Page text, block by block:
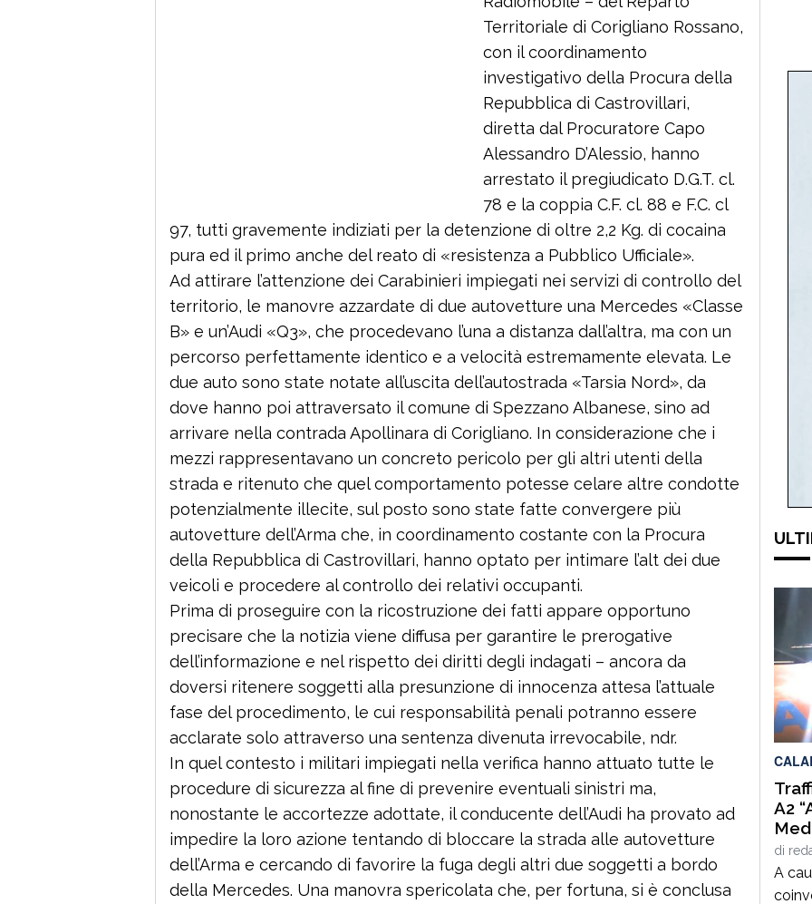
Territoriale di Corigliano Rossano,
con il coordinamento
investigativo della Procura della
Repubblica di Castrovillari,
diretta dal Procuratore Capo
Alessandro D’Alessio, hanno
arrestato il pregiudicato D.G.T. cl.
78 e la coppia C.F. cl. 88 e F.C. cl
97, tutti gravemente indiziati per la detenzione di oltre 2,2 Kg. di cocaina
pura ed il primo anche del reato di «resistenza a Pubblico Ufficiale».
Ad attirare l’attenzione dei Carabinieri impiegati nei servizi di controllo del
territorio, le manovre azzardate di due autovetture una Mercedes «Classe
B» e un’Audi «Q3», che procedevano l’una a distanza dall’altra, ma con un
percorso perfettamente identico e a velocità estremamente elevata. Le
due auto sono state notate all’uscita dell’autostrada «Tarsia Nord», da
dove hanno poi attraversato il comune di Spezzano Albanese, sino ad
arrivare nella contrada Apollinara di Corigliano. In considerazione che i
mezzi rappresentavano un concreto pericolo per gli altri utenti della
strada e ritenuto che quel comportamento potesse celare altre condotte
potenzialmente illecite, sul posto sono state fatte convergere più
autovetture dell’Arma che, in coordinamento costante con la Procura
della Repubblica di Castrovillari, hanno optato per intimare l’alt dei due
veicoli e procedere al controllo dei relativi occupanti.
Prima di proseguire con la ricostruzione dei fatti appare opportuno
precisare che la notizia viene diffusa per garantire le prerogative
dell’informazione e nel rispetto dei diritti degli indagati – ancora da
doversi ritenere soggetti alla presunzione di innocenza attesa l’attuale
fase del procedimento, le cui responsabilità penali potranno essere
acclarate solo attraverso una sentenza divenuta irrevocabile, ndr.
In quel contesto i militari impiegati nella verifica hanno attuato tutte le
procedure di sicurezza al fine di prevenire eventuali sinistri ma,
nonostante le accortezze adottate, il conducente dell’Audi ha provato ad
impedire la loro azione tentando di bloccare la strada alle autovetture
dell’Arma e cercando di favorire la fuga degli altri due soggetti a bordo
della Mercedes. Una manovra spericolata che, per fortuna, si è conclusa
A2
di
A